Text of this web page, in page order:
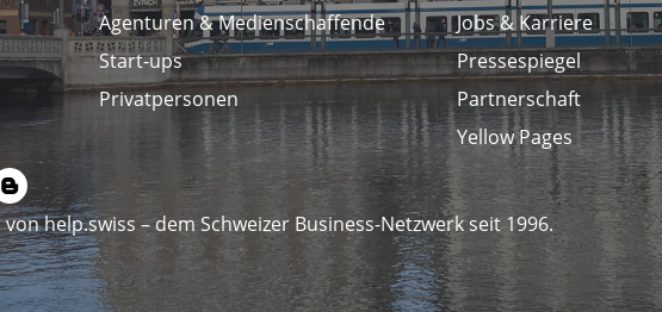
Agenturen & Medienschaffende
Start-ups
Privatpersonen
Jobs & Karriere
Pressespiegel
Partnerschaft
Yellow Pages
vonhelp.swiss – dem Schweizer Business-Netzwerk seit 1996.